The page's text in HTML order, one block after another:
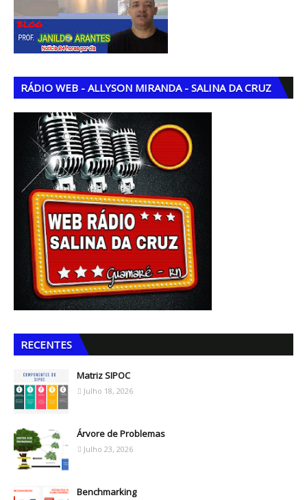
RÁDIO WEB - ALLYSON MIRANDA - SALINA DA CRUZ
RECENTES
Matriz SIPOC
Julho 18, 2026
Árvore de Problemas
Julho 23, 2026
Benchmarking